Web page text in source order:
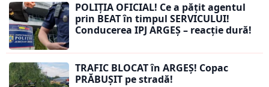
POLIȚIA OFICIAL! Ce a pățit agentul
prin BEAT în timpul SERVICULUI!
Conducerea IPJ ARGEȘ – reacție dură!
TRAFIC BLOCAT în ARGEȘ! Copac
PRĂBUȘIT pe stradă!